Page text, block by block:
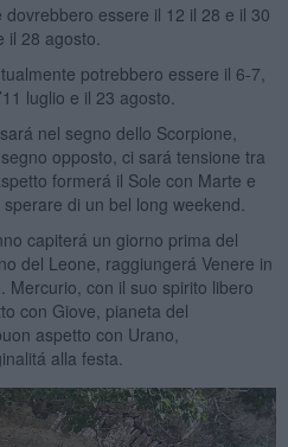
dovrebbero essere il 12 il 28 e il 30
28 agosto.
potrebbero essere il 6-7,
luglio e il 23 agosto.
nel segno dello Scorpione,
opposto, ci sará tensione tra
formerá il Sole con Marte e
di un bel long weekend.
capiterá un giorno prima del
del Leone, raggiungerá Venere in
Mercurio, con il suo spirito libero
con Giove, pianeta del
aspetto con Urano,
alla festa.